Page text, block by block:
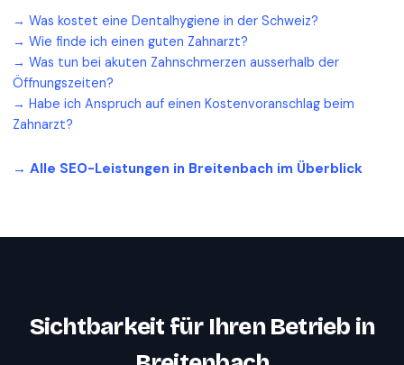
→ Was kostet eine Dentalhygiene in der Schweiz?
→ Wie finde ich einen guten Zahnarzt?
→ Was tun bei akuten Zahnschmerzen ausserhalb der
Öffnungszeiten?
→ Habe ich Anspruch auf einen Kostenvoranschlag beim
Zahnarzt?
→ Alle SEO-Leistungen in Breitenbach im Überblick
Sichtbarkeit für Ihren Betrieb in